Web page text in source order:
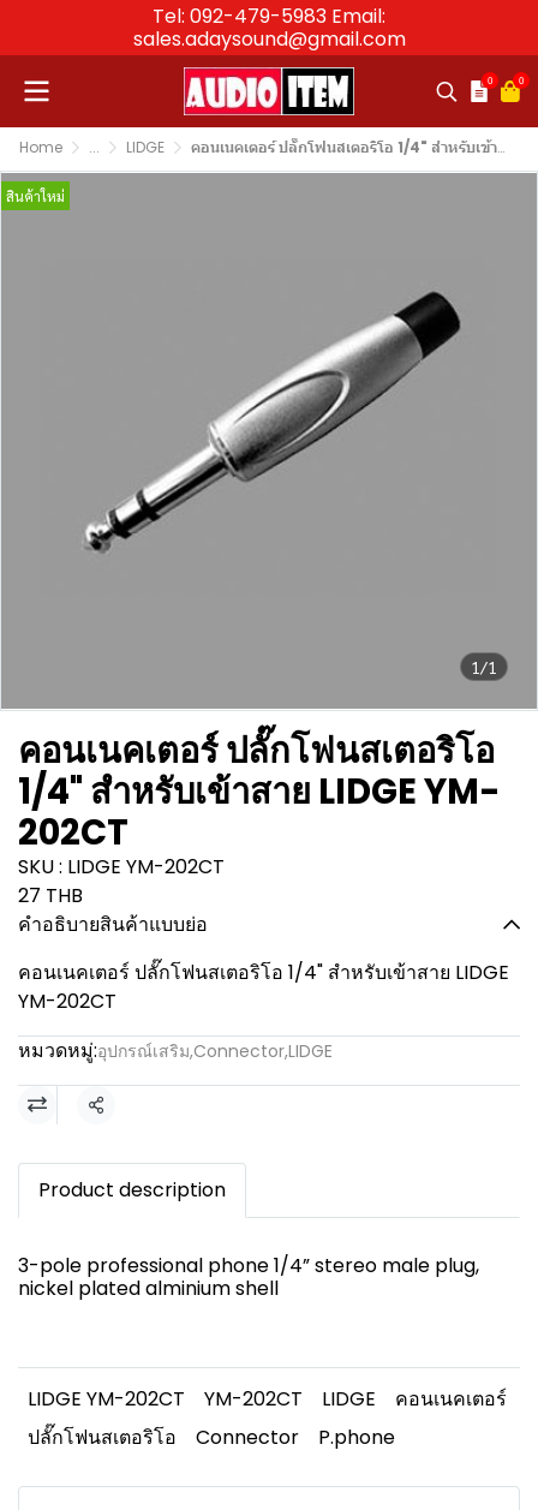
Tel: 092-479-5983 Email:
sales.adaysound@gmail.com
0 0
Home ... LIDGE คอนเนคเตอร์ ปลั๊กโฟนสเตอริโอ 1/4" สำหรับเข้าสาย LIDGE YM-202CT
1/1
สินค้าใหม่
คอนเนคเตอร์ ปลั๊กโฟนสเตอริโอ
1/4" สำหรับเข้าสาย LIDGE YM-
202CT
SKU : LIDGE YM-202CT
27 THB
คำอธิบายสินค้าแบบย่อ
คอนเนคเตอร์ ปลั๊กโฟนสเตอริโอ 1/4" สำหรับเข้าสาย LIDGE
YM-202CT
หมวดหมู่:อุปกรณ์เสริม,Connector,LIDGE
แชร์
Product description
3-pole professional phone 1/4” stereo male plug,
nickel plated alminium shell
LIDGE YM-202CT YM-202CT LIDGE
คอนเนคเตอร์
ปลั๊กโฟนสเตอริโอ
Connector P.phone